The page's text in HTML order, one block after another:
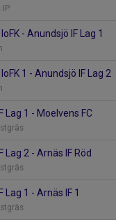
IP
- Anundsjö IF Lag 1
1 - Anundsjö IF Lag 2
Lag 1 - Moelvens FC
Lag 2 - Arnäs IF Röd
Lag 1 - Arnäs IF 1